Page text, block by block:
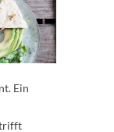
Ein
trifft